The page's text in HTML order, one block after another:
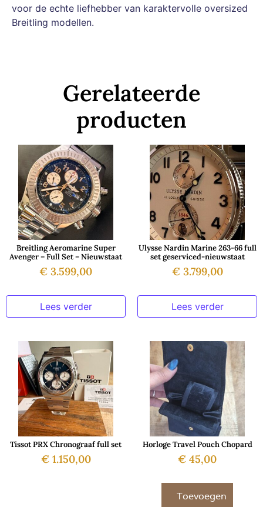
voor de echte liefhebber van karaktervolle oversized
Breitling modellen.
Gerelateerde
producten
Breitling Aeromarine Super
Avenger – Full Set – Nieuwstaat
€ 3.599,00
Lees verder
Ulysse Nardin Marine 263-66 full
set geserviced-nieuwstaat
€3.799,00
Lees verder
Tissot PRX Chronograaf full set
€1.150,00
Horloge Travel Pouch Chopard
€ 45,00
Toevoegen